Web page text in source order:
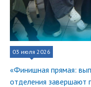
03 июля 2026
«Финишная прямая:
отделения завершают